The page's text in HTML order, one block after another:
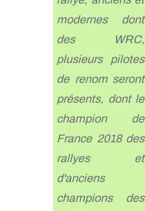
modernes dont
des WRC,
plusieurs pilotes
de renom seront
présents, dont le
champion de
France 2018 des
rallyes et
d'anciens
champions des